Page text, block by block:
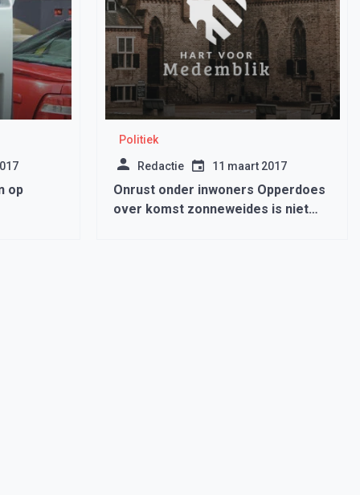
op
Politiek
Redactie 11 maart 2017
Onrust onder inwoners Opperdoes
over komst zonneweides is niet